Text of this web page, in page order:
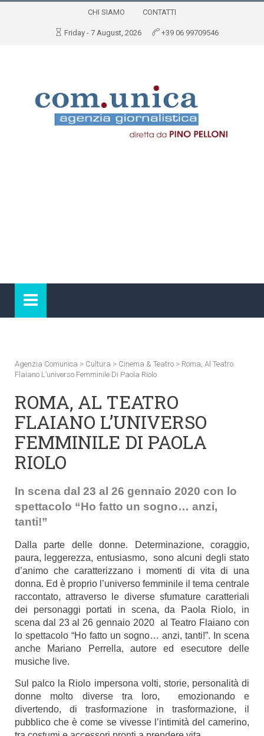
CHI SIAMO CONTATTI
Friday - 7 August, 2026 +39 06 99709546
Agenzia Comunica > Cultura > Cinema & Teatro > Roma, Al Teatro
Flaiano L’universo Femminile Di Paola Riolo
ROMA, AL TEATRO
FLAIANO L’UNIVERSO
FEMMINILE DI PAOLA
RIOLO
In scena dal 23 al 26 gennaio 2020 con lo
spettacolo “Ho fatto un sogno… anzi,
tanti!”
Dalla parte delle donne. Determinazione, coraggio,
paura, leggerezza, entusiasmo, sono alcuni degli stato
d’animo che caratterizzano i momenti di vita di una
donna. Ed è proprio l’universo femminile il tema centrale
raccontato, attraverso le diverse sfumature caratteriali
dei personaggi portati in scena, da Paola Riolo, in
scena dal 23 al 26 gennaio 2020 al Teatro Flaiano con
lo spettacolo “Ho fatto un sogno… anzi, tanti!”. In scena
anche Mariano Perrella, autore ed esecutore delle
musiche live.
Sul palco la Riolo impersona volti, storie, personalità di
donne molto diverse tra loro, emozionando e
divertendo, di trasformazione in trasformazione, il
pubblico che è come se vivesse l’intimità del camerino,